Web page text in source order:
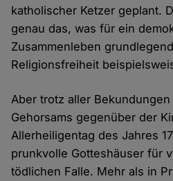
katholischer Ketzer geplant.
genau das, was für ein
Zusammenleben
Religionsfreiheit
Aber trotz aller
Gehorsams gegenüber der
Allerheiligentag des Jahres
prunkvolle Gotteshäuser für
tödlichen Falle. Mehr als in